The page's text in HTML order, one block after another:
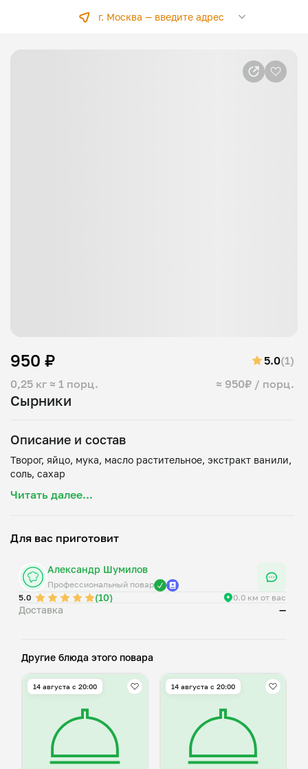
г. Москва —введите адрес
Сырники
0,25 кг ≈ 1 порц. ≈ 950₽ / порц.
950 ₽ 5.0(1)
Описание и состав
Творог, яйцо, мука, масло растительное, экстракт ванили,
Читать далее...
Для вас приготовит
Александр Шумилов
Профессиональный повар
5.0
(10) 0.0 км от вас
Доставка —
Другие блюда этого повара
14 августа с 20:00 14 августа с 20:00